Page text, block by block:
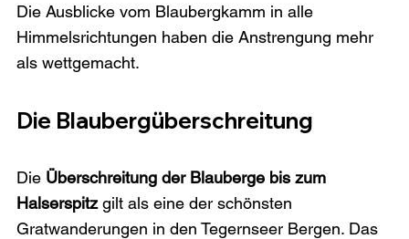
Die Ausblicke vom Blaubergkamm in alle
Himmelsrichtungen haben die Anstrengung mehr
als wettgemacht.
Die Blaubergüberschreitung
Die Überschreitung der Blauberge bis zum
Halserspitz gilt als eine der schönsten
Gratwanderungen in den Tegernseer Bergen. Das